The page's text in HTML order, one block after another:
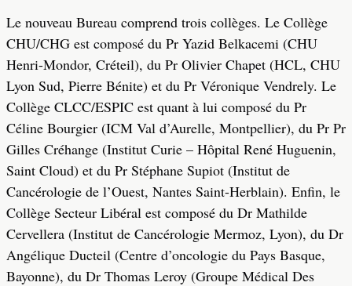
Le nouveau Bureau comprend trois collèges. Le Collège
CHU/CHG est composé du Pr Yazid Belkacemi (CHU
Henri-Mondor, Créteil), du Pr Olivier Chapet (HCL, CHU
Lyon Sud, Pierre Bénite) et du Pr Véronique Vendrely. Le
Collège CLCC/ESPIC est quant à lui composé du Pr
Céline Bourgier (ICM Val d’Aurelle, Montpellier), du Pr Pr
Gilles Créhange (Institut Curie – Hôpital René Huguenin,
Saint Cloud) et du Pr Stéphane Supiot (Institut de
Cancérologie de l’Ouest, Nantes Saint-Herblain). Enfin, le
Collège Secteur Libéral est composé du Dr Mathilde
Cervellera (Institut de Cancérologie Mermoz, Lyon), du Dr
Angélique Ducteil (Centre d’oncologie du Pays Basque,
Bayonne), du Dr Thomas Leroy (Groupe Médical Des